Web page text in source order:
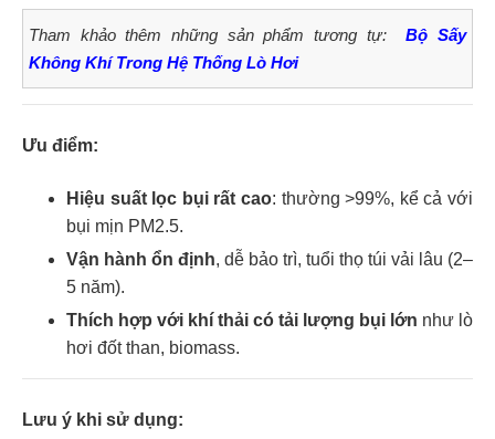
Tham khảo thêm những sản phẩm tương tự:
Bộ Sấy
Không Khí Trong Hệ Thống Lò Hơi
Ưu điểm:
Hiệu suất lọc bụi rất cao: thường >99%, kể cả với
bụi mịn PM2.5.
Vận hành ổn định, dễ bảo trì, tuổi thọ túi vải lâu (2–
5 năm).
Thích hợp với khí thải có tải lượng bụi lớn như lò
hơi đốt than, biomass.
Lưu ý khi sử dụng: